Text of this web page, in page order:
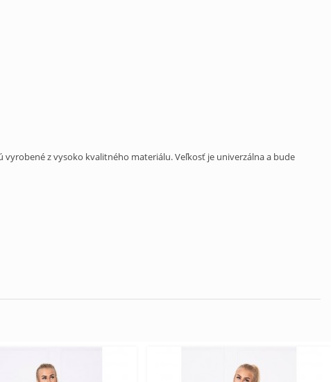
z vysoko kvalitného materiálu. Veľkosť je univerzálna a bude